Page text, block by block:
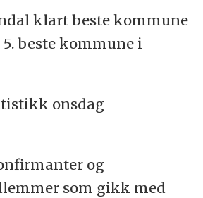
klart beste kommune
beste kommune i
onsdag
og
som gikk med